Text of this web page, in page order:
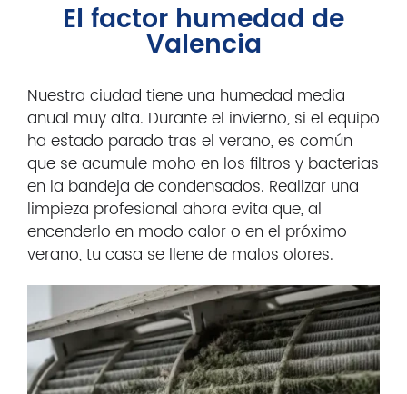
El factor humedad de
Valencia
Nuestra ciudad tiene una humedad media
anual muy alta. Durante el invierno, si el equipo
ha estado parado tras el verano, es común
que se acumule moho en los filtros y bacterias
en la bandeja de condensados. Realizar una
limpieza profesional ahora evita que, al
encenderlo en modo calor o en el próximo
verano, tu casa se llene de malos olores.